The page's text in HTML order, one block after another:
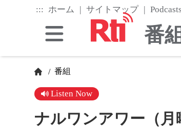
::: ホーム | サイトマップ | Podcasts
番組
/ 番組
Listen Now
ナルワンアワー（